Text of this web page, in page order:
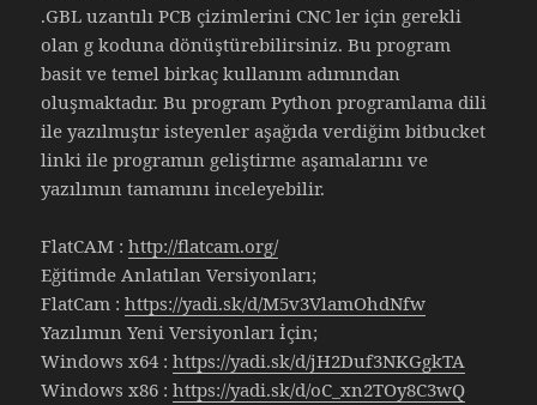
.GBL uzantılı PCB çizimlerini CNC ler için gerekli
olan g koduna dönüştürebilirsiniz. Bu program
basit ve temel birkaç kullanım adımından
oluşmaktadır. Bu program Python programlama dili
ile yazılmıştır isteyenler aşağıda verdiğim bitbucket
linki ile programın geliştirme aşamalarını ve
yazılımın tamamını inceleyebilir.
FlatCAM :http://flatcam.org/
Eğitimde Anlatılan Versiyonları;
FlatCam :https://yadi.sk/d/M5v3VlamOhdNfw
Yazılımın Yeni Versiyonları İçin;
Windows x64 : https://yadi.sk/d/jH2Duf3NKGgkTA
Windows x86 :https://yadi.sk/d/oC_xn2TOy8C3wQ